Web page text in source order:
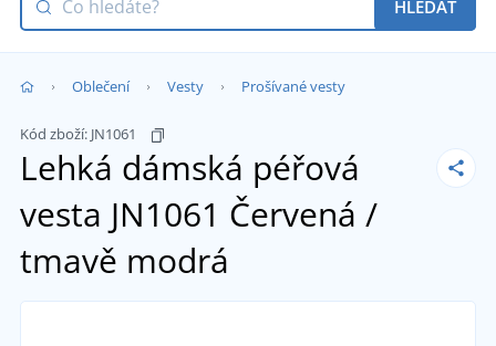
HLEDAT
Oblečení Vesty Prošívané vesty
Kód zboží: JN1061
Lehká dámská péřová
vesta JN1061 Červená /
tmavě modrá